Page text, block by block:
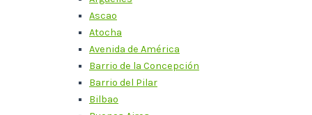
Ascao
Atocha
Avenida de América
Barrio de la Concepción
Barrio del Pilar
Bilbao